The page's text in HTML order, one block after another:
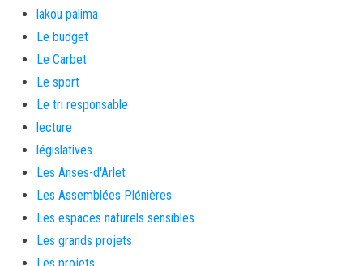
lakou palima
Le budget
Le Carbet
Le sport
Le tri responsable
lecture
législatives
Les Anses-d'Arlet
Les Assemblées Plénières
Les espaces naturels sensibles
Les grands projets